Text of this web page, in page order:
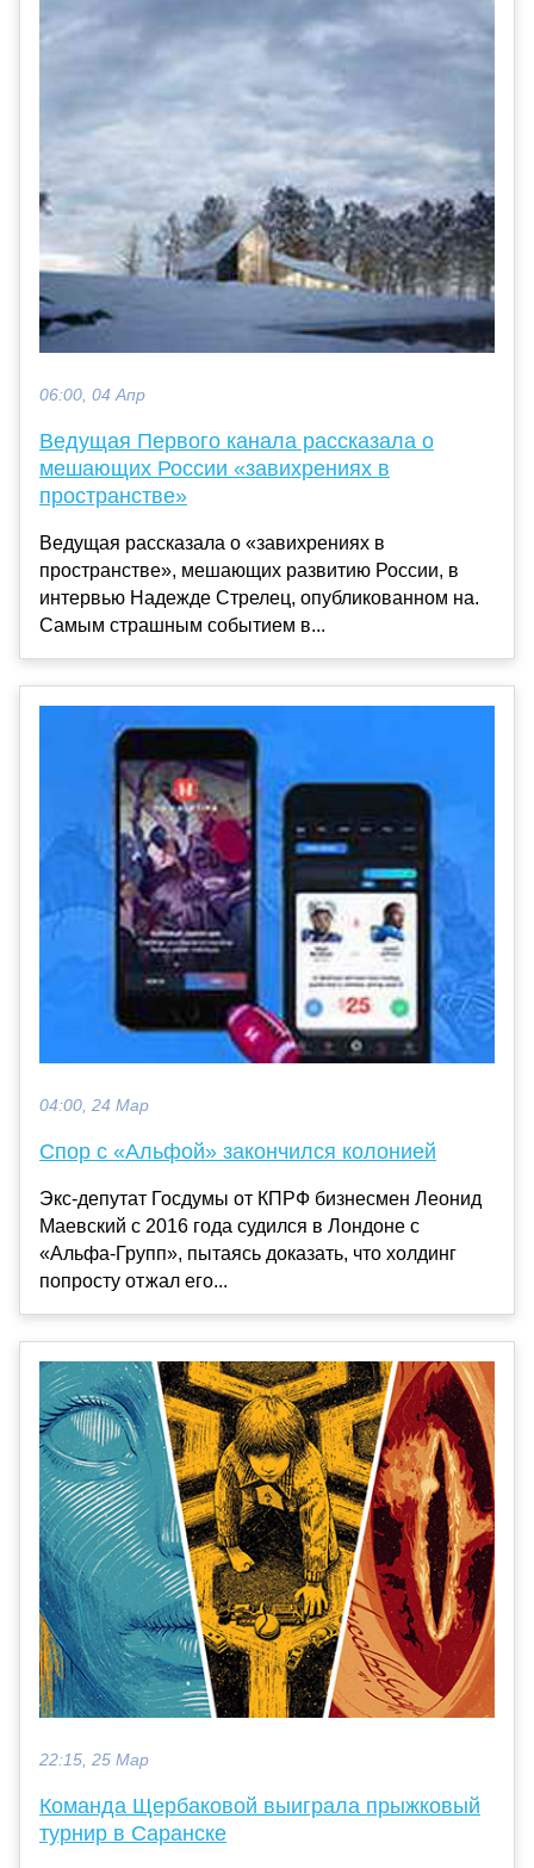
06:00, 04 Апр
Ведущая Первого канала рассказала о
мешающих России «завихрениях в
пространстве»
Ведущая рассказала о «завихрениях в
пространстве», мешающих развитию России, в
интервью Надежде Стрелец, опубликованном на.
Самым страшным событием в...
04:00, 24 Мар
Спор с «Альфой» закончился колонией
Экс-депутат Госдумы от КПРФ бизнесмен Леонид
Маевский с 2016 года судился в Лондоне с
«Альфа-Групп», пытаясь доказать, что холдинг
попросту отжал его...
22:15, 25 Мар
Команда Щербаковой выиграла прыжковый
турнир в Саранске